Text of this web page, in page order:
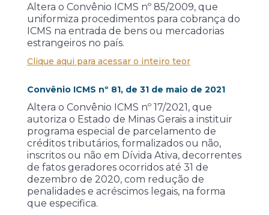
Altera o Convênio ICMS nº 85/2009, que
uniformiza procedimentos para cobrança do
ICMS na entrada de bens ou mercadorias
estrangeiros no país.
Clique aqui para acessar o inteiro teor
Convênio ICMS nº 81, de 31 de maio de 2021
Altera o Convênio ICMS nº 17/2021, que
autoriza o Estado de Minas Gerais a instituir
programa especial de parcelamento de
créditos tributários, formalizados ou não,
inscritos ou não em Dívida Ativa, decorrentes
de fatos geradores ocorridos até 31 de
dezembro de 2020, com redução de
penalidades e acréscimos legais, na forma
que especifica.